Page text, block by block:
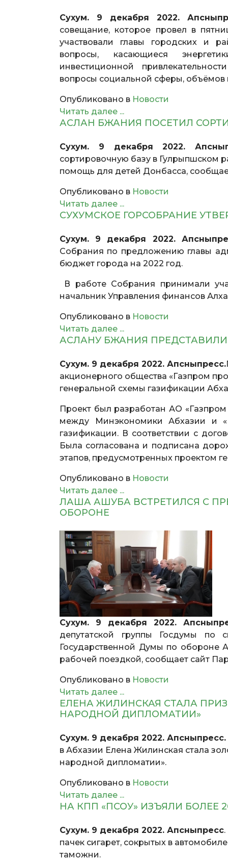
Сухум. 9 декабря 2022.
совещание, которое провел в
участвовали главы городских и
вопросы, касающиеся
инвестиционной
вопросы социальной сферы, объёмов
Опубликовано в Новости
Читать далее ...
АСЛАН БЖАНИЯ ПОСЕТИЛ
Сухум. 9 декабря 2022.
сортировочную базу в Гулрыпшском
помощь для детей Донбасса,
Опубликовано в Новости
Читать далее ...
СУХУМСКОЕ ГОРСОБРАНИЕ
Сухум. 9 декабря 2022.
Собрания по предложению главы
бюджет города на 2022 год.
В работе Собрания принимали
начальник Управления финансов
Опубликовано в Новости
Читать далее ...
АСЛАНУ БЖАНИЯ
Сухум. 9 декабря 2022. Апсныпресс.
акционерного общества «Газпром
генеральной схемы газификации
Проект был разработан АО
между Минэкономики Абхазии и
газификации. В соответствии с
Была согласована и подписана
этапов, предусмотренных проектом
Опубликовано в Новости
Читать далее ...
ЛАША АШУБА ВСТРЕТИЛСЯ С
ОБОРОНЕ
Сухум. 9 декабря 2022.
депутатской группы Госдумы по
Государственной Думы по обороне
рабочей поездкой, сообщает сайт
Опубликовано в Новости
Читать далее ...
ЕЛЕНА ЖИЛИНСКАЯ СТАЛА
НАРОДНОЙ ДИПЛОМАТИИ»
Сухум. 9 декабря 2022. Апсныпресс.
в Абхазии Елена Жилинская стала
народной дипломатии».
Опубликовано в Новости
Читать далее ...
НА КПП «ПСОУ» ИЗЪЯЛИ БОЛЕЕ
Сухум. 9 декабря 2022. Апсныпресс
пачек сигарет, сокрытых в
таможни.